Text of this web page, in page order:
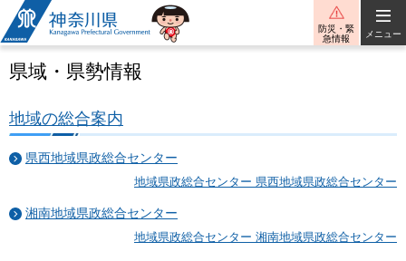
神奈川県
防災・緊
急情報
メニュー
県域・県勢情報
地域の総合案内
県西地域県政総合センター
地域県政総合センター 県西地域県政総合センター
湘南地域県政総合センター
地域県政総合センター 湘南地域県政総合センター